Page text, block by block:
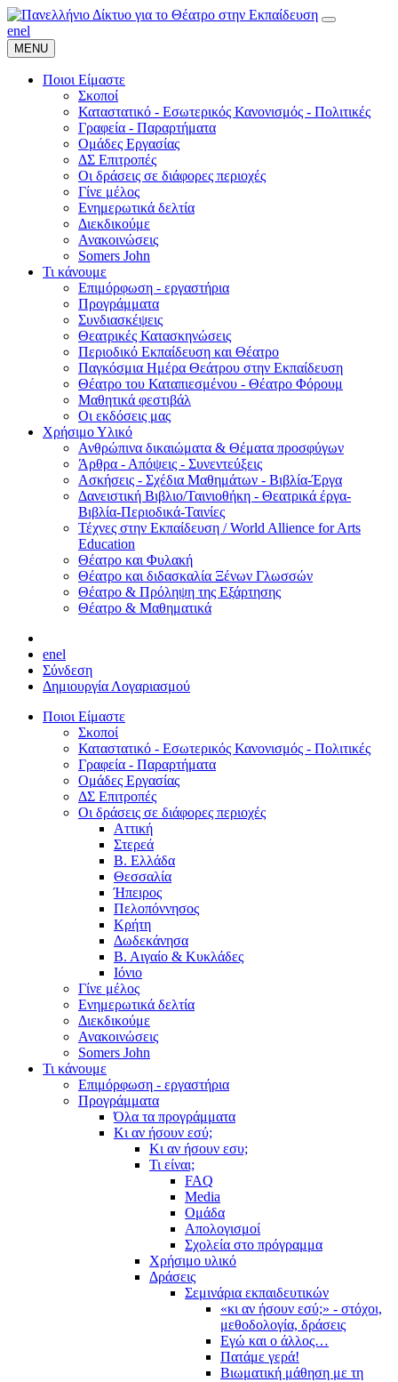
enel
MENU
Ποιοι Είμαστε
Σκοποί
Καταστατικό - Εσωτερικός Κανονισμός - Πολιτικές
Γραφεία - Παραρτήματα
Ομάδες Εργασίας
ΔΣ Επιτροπές
Οι δράσεις σε διάφορες περιοχές
Γίνε μέλος
Ενημερωτικά δελτία
Διεκδικούμε
Ανακοινώσεις
Somers John
Τι κάνουμε
Επιμόρφωση - εργαστήρια
Προγράμματα
Συνδιασκέψεις
Θεατρικές Κατασκηνώσεις
Περιοδικό Εκπαίδευση και Θέατρο
Παγκόσμια Ημέρα Θεάτρου στην Εκπαίδευση
Θέατρο του Καταπιεσμένου - Θέατρο Φόρουμ
Μαθητικά φεστιβάλ
Οι εκδόσεις μας
Χρήσιμο Υλικό
Ανθρώπινα δικαιώματα & Θέματα προσφύγων
Άρθρα - Απόψεις - Συνεντεύξεις
Ασκήσεις - Σχέδια Μαθημάτων - Βιβλία-Έργα
Δανειστική Βιβλιο/Ταινιοθήκη - Θεατρικά έργα-
Βιβλία-Περιοδικά-Ταινίες
Τέχνες στην Εκπαίδευση / World Allience for Arts
Education
Θέατρο και Φυλακή
Θέατρο και διδασκαλία Ξένων Γλωσσών
Θέατρο & Πρόληψη της Εξάρτησης
Θέατρο & Μαθηματικά
enel
Σύνδεση
Δημιουργία Λογαριασμού
Ποιοι Είμαστε
Σκοποί
Καταστατικό - Εσωτερικός Κανονισμός - Πολιτικές
Γραφεία - Παραρτήματα
Ομάδες Εργασίας
ΔΣ Επιτροπές
Οι δράσεις σε διάφορες περιοχές
Αττική
Στερεά
Β. Ελλάδα
Θεσσαλία
Ήπειρος
Πελοπόννησος
Κρήτη
Δωδεκάνησα
Β. Αιγαίο & Κυκλάδες
Ιόνιο
Γίνε μέλος
Ενημερωτικά δελτία
Διεκδικούμε
Ανακοινώσεις
Somers John
Τι κάνουμε
Επιμόρφωση - εργαστήρια
Προγράμματα
Όλα τα προγράμματα
Κι αν ήσουν εσύ;
Κι αν ήσουν εσυ;
Τι είναι;
FAQ
Media
Ομάδα
Απολογισμοί
Σχολεία στο πρόγραμμα
Χρήσιμο υλικό
Δράσεις
Σεμινάρια εκπαιδευτικών
«κι αν ήσουν εσύ;» - στόχοι,
μεθοδολογία, δράσεις
Εγώ και ο άλλος…
Πατάμε γερά!
Βιωματική μάθηση με τη